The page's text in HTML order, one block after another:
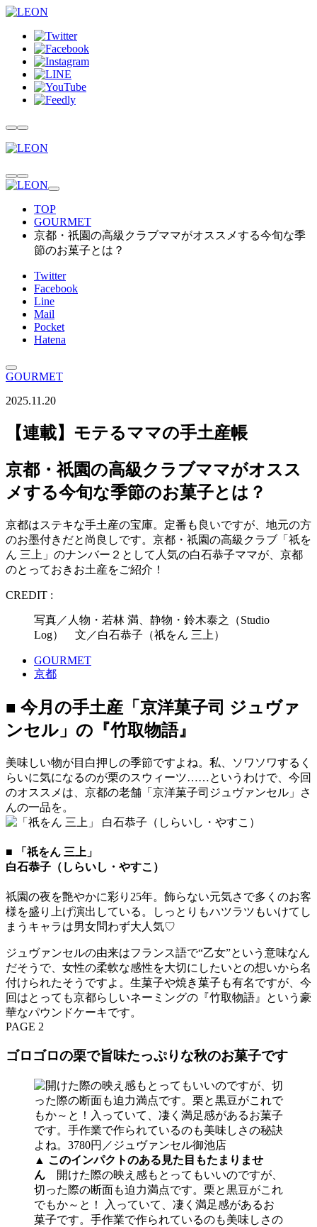
TOP
GOURMET
京都・祇園の高級クラブママがオススメする今旬な季
節のお菓子とは？
Twitter
Facebook
Line
Mail
Pocket
Hatena
GOURMET
2025.11.20
【連載】モテるママの手土産帳
京都・祇園の高級クラブママがオスス
メする今旬な季節のお菓子とは？
京都はステキな手土産の宝庫。定番も良いですが、地元の方
のお墨付きだと尚良しです。京都・祇園の高級クラブ「祇を
ん 三上」のナンバー２として人気の白石恭子ママが、京都
のとっておきお土産をご紹介！
CREDIT :
写真／人物・若林 満、静物・鈴木泰之（Studio
Log） 文／白石恭子（祇をん 三上）
GOURMET
京都
■ 今月の手土産「京洋菓子司 ジュヴァ
ンセル」の『竹取物語』
美味しい物が目白押しの季節ですよね。私、ソワソワするく
らいに気になるのが栗のスウィーツ……というわけで、今回
のオススメは、京都の老舗「京洋菓子司ジュヴァンセル」さ
んの一品を。
■ 「祇をん 三上」
白石恭子（しらいし・やすこ）
祇園の夜を艶やかに彩り25年。飾らない元気さで多くのお客
様を盛り上げ演出している。しっとりもハツラツもいけてし
まうキャラは男女問わず大人気♡
ジュヴァンセルの由来はフランス語で“乙女”という意味なん
だそうで、女性の柔軟な感性を大切にしたいとの想いから名
付けられたそうですよ。生菓子や焼き菓子も有名ですが、今
回はとっても京都らしいネーミングの『竹取物語』という豪
華なパウンドケーキです。
PAGE 2
ゴロゴロの栗で旨味たっぷりな秋のお菓子です
▲ このインパクトのある見た目もたまりませ
ん 開けた際の映え感もとってもいいのですが、
切った際の断面も迫力満点です。栗と黒豆がこれ
でもか～と！ 入っていて、凄く満足感があるお
菓子です。手作業で作られているのも美味しさの